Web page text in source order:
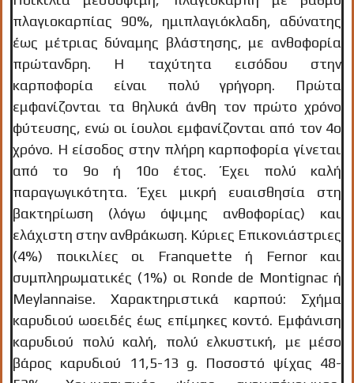
πλαγιοκαρπίας 90%, ημιπλαγιόκλαδη, αδύνατης
έως μέτριας δύναμης βλάστησης, με ανθοφορία
πρώτανδρη. H ταχύτητα εισόδου στην
καρποφορία είναι πολύ γρήγορη. Πρώτα
εμφανίζονται τα θηλυκά άνθη τον πρώτο χρόνο
φύτευσης, ενώ οι ίουλοι εμφανίζονται από τον 4ο
χρόνο. Η είσοδος στην πλήρη καρποφορία γίνεται
από το 9ο ή 10ο έτος. Έχει πολύ καλή
παραγωγικότητα. Έχει μικρή ευαισθησία στη
βακτηρίωση (λόγω όψιμης ανθοφορίας) και
ελάχιστη στην ανθράκωση. Κύριες Επικονιάστριες
(4%) ποικιλίες οι Franquette ή Fernor και
συμπληρωματικές (1%) οι Ronde de Montignac ή
Meylannaise. Χαρακτηριστικά καρπού: Σχήμα
καρυδιού ωοειδές έως επίμηκες κοντό. Εμφάνιση
καρυδιού πολύ καλή, πολύ ελκυστική, με μέσο
βάρος καρυδιού 11,5-13 g. Ποσοστό ψίχας 48-